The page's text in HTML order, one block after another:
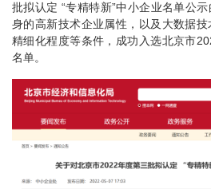
批拟认定 “专精特新”中小企业名单公
身的高新技术企业属性，以及大数据
精细化程度等条件，成功入选北京市
名单。